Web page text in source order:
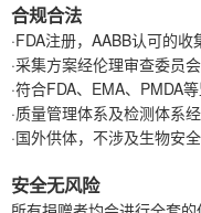
合规合法
·FDA注册，AABB认可的收
·采集方案经伦理审查委员
·符合FDA、EMA、PMDA
·质量管理体系及检测体系
·国外供体，不涉及生物安
安全无风险